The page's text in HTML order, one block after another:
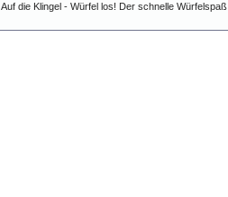
Auf die Klingel - Würfel los! Der schnelle Würfelspaß